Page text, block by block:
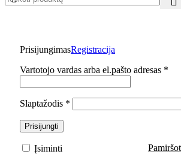
PrisijungimasRegistracija
Vartotojo vardas arba el.pašto adresas *
Slaptažodis *
Prisijungti
Įsiminti